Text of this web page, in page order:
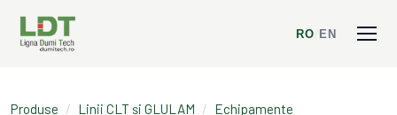
RO EN
Produse / Linii CLT și GLULAM / Echipamente